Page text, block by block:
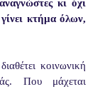
κι όχι
κτήμα όλων,
κοινωνική
Που μάχεται